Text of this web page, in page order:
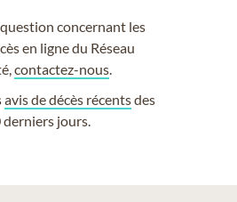
concernant les
en ligne du Réseau
contactez-nous
avis de décès récentsdes
derniers jours.